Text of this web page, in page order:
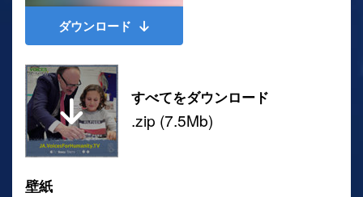
ダウンロード
すべてをダウンロード
.zip (7.5Mb)
壁紙